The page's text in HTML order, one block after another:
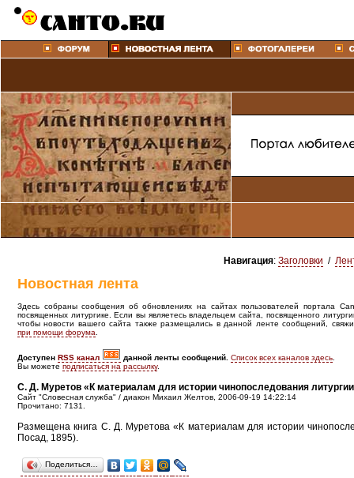
Навигация: Заголовки /
Новостная лента
Здесь собраны сообщения об обновлениях на сайтах пользователей портала
посвященных литургике. Если вы являетесь владельцем сайта, посвященного
чтобы новости вашего сайта также размещались в данной ленте сообщений,
при помощи форума
Доступен RSS канал данной ленты сообщений. Список всех каналов здесь
Вы можете подписаться на рассылку.
С. Д. Муретов «К материалам для истории чинопоследования
Сайт "Словесная служба" / диакон Михаил Желтов, 2006-09-19 14:22:14
Прочитано: 7131.
Размещена книга С. Д. Муретова «К материалам для истории
Посад, 1895).
Поделиться…